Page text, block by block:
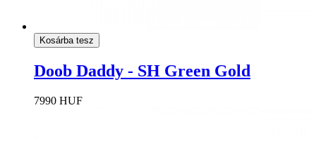
Kosárba tesz
Doob Daddy - SH Green Gold
7990 HUF